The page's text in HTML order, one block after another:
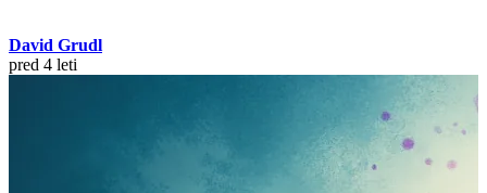
David Grudl
pred 4 leti